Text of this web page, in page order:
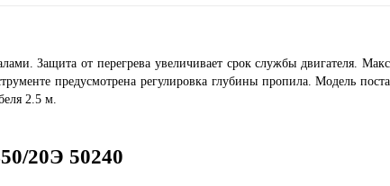
Защита от перегрева увеличивает срок службы двигателя.
предусмотрена регулировка глубины пропила. Модель
2.5 м.
20Э 50240